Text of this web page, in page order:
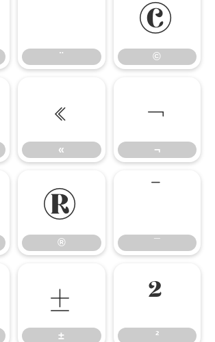
¨
©
©
«
«
¬
¬
®
®
¯
¯
±
±
²
²